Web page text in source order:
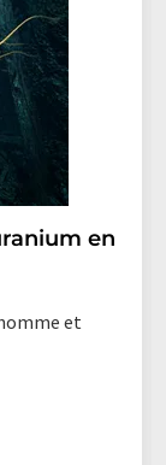
en
et